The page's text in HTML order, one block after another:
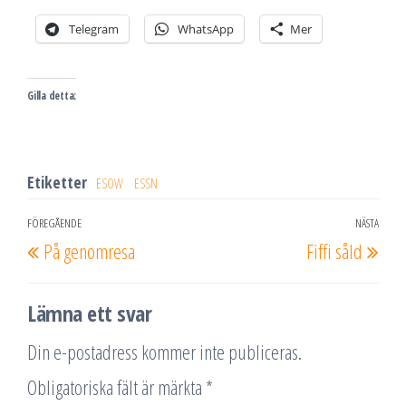
Telegram WhatsApp Mer
Gilla detta:
Etiketter ESOW ESSN
Inläggsnavigering
Föregående
inlägg
FÖREGÅENDE
På genomresa
NÄSTA
Fiffi såld
Lämna ett svar
Din e-postadress kommer inte publiceras.
Obligatoriska fält är märkta *